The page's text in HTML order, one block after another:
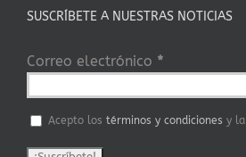
SUSCRÍBETE A NUESTRAS NOTICIAS
Correo electrónico *
Acepto los términos y condiciones y la